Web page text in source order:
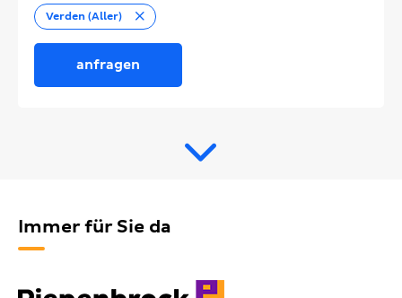
Verden (Aller)
Entfernen
anfragen
Immer für Sie da